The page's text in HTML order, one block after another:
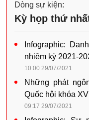
Dòng sự kiện:
Kỳ họp thứ
Infographic:
nhiệm kỳ 2021-
10:00 29/07/2021
Những phát
Quốc hội khóa XV
09:17 29/07/2021